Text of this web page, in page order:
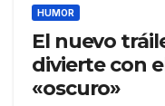
HUMOR
El nuevo
divierte con
«oscuro»